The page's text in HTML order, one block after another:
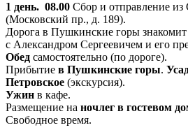
1 день. 08.00 Сбор и отправление из
(Московский пр., д. 189).
Дорога в Пушкинские горы
с Александром Сергеевичем и его
Обед самостоятельно (по дороге).
Прибытие в Пушкинские горы.
Петровское (экскурсия).
Ужин в кафе.
Размещение на ночлег в гостевом
Свободное время.